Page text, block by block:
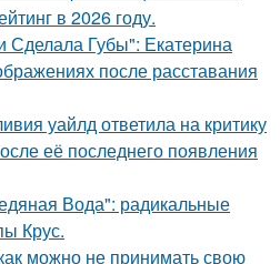
в 2026 году.
Сделала Губы": Екатерина
после расставания
уайлд ответила на критику
её последнего появления
Вода": радикальные
Крус.
можно не принимать свою